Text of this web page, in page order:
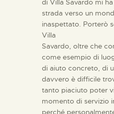
di Villa Savardo mi
strada verso un
inaspettato. Porterò
Villa
Savardo, oltre che
come esempio di
di aiuto concreto, di
davvero è difficile
tanto piaciuto poter
momento di servizio
perché